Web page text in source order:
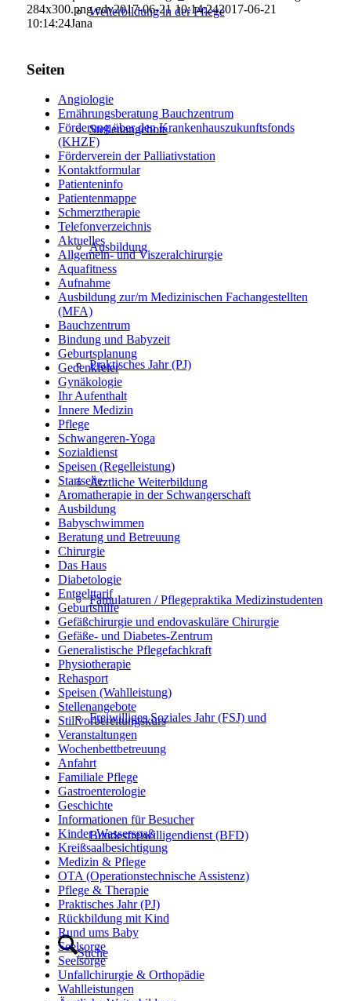
Weiterbildung in der Pflege
Stellenangebote
Ausbildung
Praktisches Jahr (PJ)
Ärztliche Weiterbildung
Famulaturen / Pflegepraktika Medizinstudenten
Freiwilliges Soziales Jahr (FSJ) und
Bundesfreiwilligendienst (BFD)
Suche
284x300.png edv2017-06-21 10:14:242017-06-21
10:14:24Jana
Seiten
Angiologie
Ernährungsberatung Bauchzentrum
Förderung über den Krankenhauszukunftsfonds
(KHZF)
Förderverein der Palliativstation
Kontaktformular
Patienteninfo
Patientenmappe
Schmerztherapie
Telefonverzeichnis
Aktuelles
Allgemein- und Viszeralchirurgie
Aquafitness
Aufnahme
Ausbildung zur/m Medizinischen Fachangestellten
(MFA)
Bauchzentrum
Bindung und Babyzeit
Geburtsplanung
Gedenkfeier
Gynäkologie
Ihr Aufenthalt
Innere Medizin
Pflege
Schwangeren-Yoga
Sozialdienst
Speisen (Regelleistung)
Startseite
Aromatherapie in der Schwangerschaft
Ausbildung
Babyschwimmen
Beratung und Betreuung
Chirurgie
Das Haus
Diabetologie
Entgelttarif
Geburtshilfe
Gefäßchirurgie und endovaskuläre Chirurgie
Gefäße- und Diabetes-Zentrum
Generalistische Pflegefachkraft
Physiotherapie
Rehasport
Speisen (Wahlleistung)
Stellenangebote
Stillvorbereitungskurs
Veranstaltungen
Wochenbettbetreuung
Anfahrt
Familiale Pflege
Gastroenterologie
Geschichte
Informationen für Besucher
Kinder-Wasserspaß
Kreißsaalbesichtigung
Medizin & Pflege
OTA (Operationstechnische Assistenz)
Pflege & Therapie
Praktisches Jahr (PJ)
Rückbildung mit Kind
Rund ums Baby
Seelsorge
Seelsorge
Unfallchirurgie & Orthopädie
Wahlleistungen